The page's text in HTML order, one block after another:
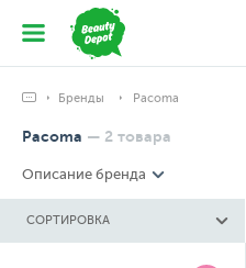
Бренды Pacoma
Pacoma — 2 товара
Описание бренда
СОРТИРОВКА